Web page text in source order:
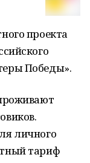
проекта
Победы».
личного
тариф